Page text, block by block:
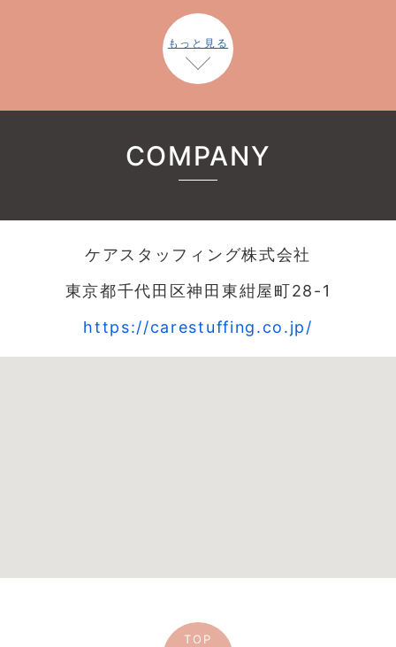
もっと見る
COMPANY
ケアスタッフィング株式会社
東京都千代田区神田東紺屋町28-1
https://carestuffing.co.jp/
TOP